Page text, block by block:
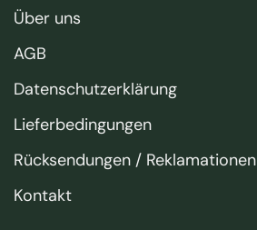
Über uns
AGB
Datenschutzerklärung
Lieferbedingungen
Rücksendungen / Reklamationen
Kontakt